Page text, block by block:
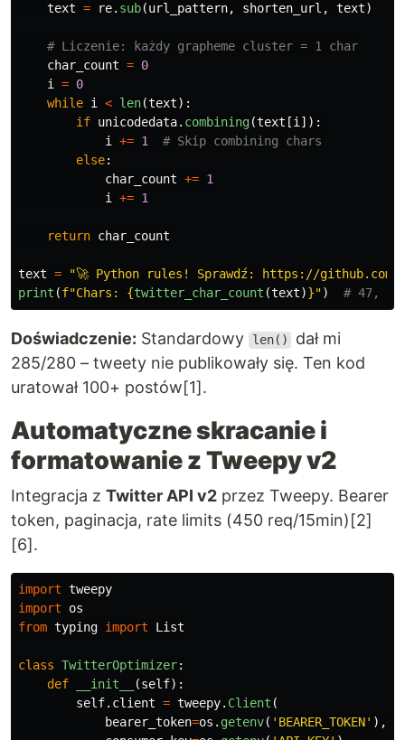
text = re. sub(url_pattern, shorten_url , text)
char_count = 0
i
= 0
while i < len(text):
if unicodedata. combining(text [i ]):
i
+= 1
else:
char_count += 1
i
+= 1
return char_count
text = "🚀 Python rules! Sprawdź: https://github.com/
print (f"Chars: {twitter_char_count (text)}")
Doświadczenie: Standardowy len()
dał mi
285/280 – tweety nie publikowały się. Ten kod
uratował 100+ postów[1].
Automatyczne skracanie i
formatowanie z Tweepy v2
Integracja z Twitter API v2 przez Tweepy. Bearer
token, paginacja, rate limits (450 req/15min)[2]
[6].
import tweepy
import
os
from typing import List
class TwitterOptimizer:
def
__init__ (self):
self. client = tweepy. Client (
bearer_token=os . getenv( ' BEARER_TOKEN' ),